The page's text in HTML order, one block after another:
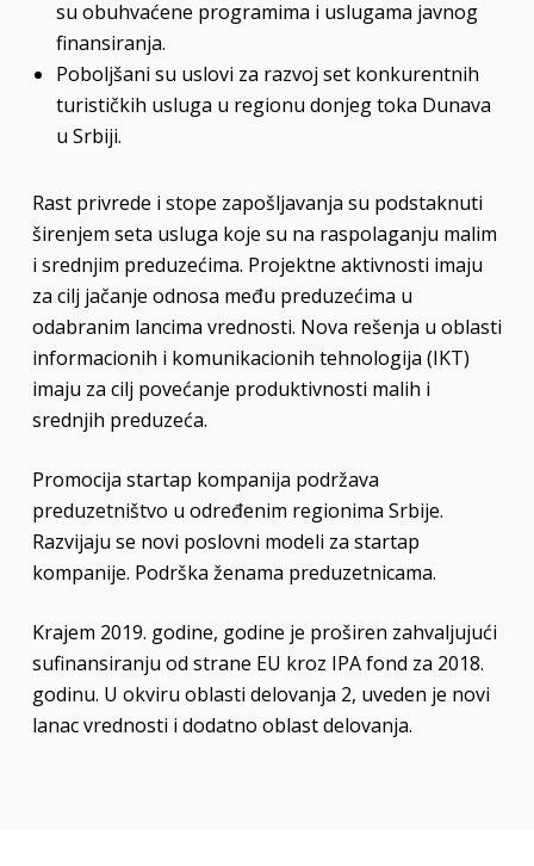
su obuhvaćene programima i uslugama javnog
finansiranja.
Poboljšani su uslovi za razvoj set konkurentnih
turističkih usluga u regionu donjeg toka Dunava
u Srbiji.
Rast privrede i stope zapošljavanja su podstaknuti
širenjem seta usluga koje su na raspolaganju malim
i srednjim preduzećima. Projektne aktivnosti imaju
za cilj jačanje odnosa među preduzećima u
odabranim lancima vrednosti. Nova rešenja u oblasti
informacionih i komunikacionih tehnologija (IKT)
imaju za cilj povećanje produktivnosti malih i
srednjih preduzeća.
Promocija startap kompanija podržava
preduzetništvo u određenim regionima Srbije.
Razvijaju se novi poslovni modeli za startap
kompanije. Podrška ženama preduzetnicama.
Krajem 2019. godine, godine je proširen zahvaljujući
sufinansiranju od strane EU kroz IPA fond za 2018.
godinu. U okviru oblasti delovanja 2, uveden je novi
lanac vrednosti i dodatno oblast delovanja.